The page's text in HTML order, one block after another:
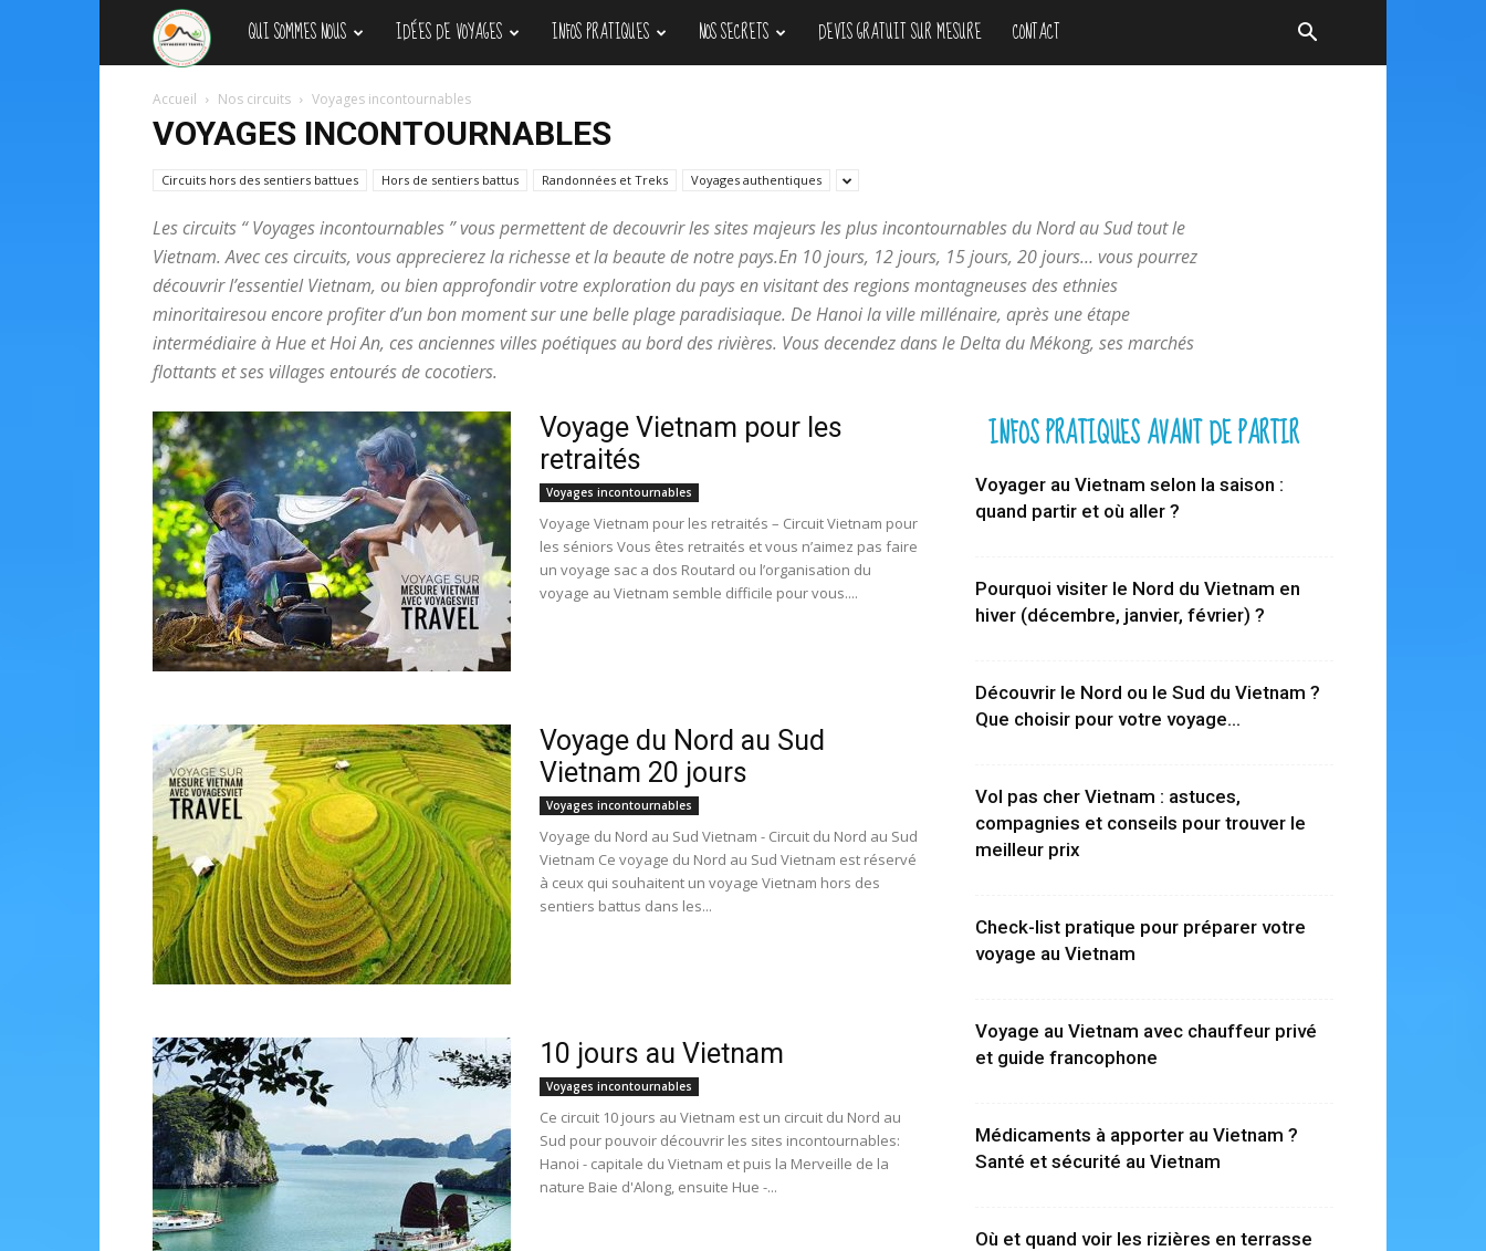
Agence
de
voyage
locale
au
QUI SOMMES NOUS IDÉES DE VOYAGES INFOS PRATIQUES NOS SECRETS DEVIS GRATUIT SUR MESURE CONTACT
Accueil Nos circuits Voyages incontournables
VOYAGES INCONTOURNABLES
Circuits hors des sentiers battues Hors de sentiers battus Randonnées et Treks Voyages authentiques
Les circuits “ Voyages incontournables ” vous permettent de decouvrir les sites majeurs les plus incontournables du Nord au Sud tout le
Vietnam. Avec ces circuits, vous apprecierez la richesse et la beaute de notre pays.En 10 jours, 12 jours, 15 jours, 20 jours… vous pourrez
découvrir l’essentiel Vietnam, ou bien approfondir votre exploration du pays en visitant des regions montagneuses des ethnies
minoritairesou encore profiter d’un bon moment sur une belle plage paradisiaque. De Hanoi la ville millénaire, après une étape
intermédiaire à Hue et Hoi An, ces anciennes villes poétiques au bord des rivières. Vous decendez dans le Delta du Mékong, ses marchés
flottants et ses villages entourés de cocotiers.
Voyage Vietnam pour les
retraités
Voyages incontournables
Voyage Vietnam pour les retraités – Circuit Vietnam pour
les séniors Vous êtes retraités et vous n’aimez pas faire
un voyage sac a dos Routard ou l’organisation du
voyage au Vietnam semble difficile pour vous....
Voyage du Nord au Sud
Vietnam 20 jours
Voyages incontournables
Voyage du Nord au Sud Vietnam - Circuit du Nord au Sud
Vietnam Ce voyage du Nord au Sud Vietnam est réservé
à ceux qui souhaitent un voyage Vietnam hors des
sentiers battus dans les...
10 jours au Vietnam
Voyages incontournables
Ce circuit 10 jours au Vietnam est un circuit du Nord au
Sud pour pouvoir découvrir les sites incontournables:
Hanoi - capitale du Vietnam et puis la Merveille de la
nature Baie d'Along, ensuite Hue -...
INFOS PRATIQUES AVANT DE PARTIR
Voyager au Vietnam selon la saison :
quand partir et où aller ?
Pourquoi visiter le Nord du Vietnam en
hiver (décembre, janvier, février) ?
Découvrir le Nord ou le Sud du Vietnam ?
Que choisir pour votre voyage...
Vol pas cher Vietnam : astuces,
compagnies et conseils pour trouver le
meilleur prix
Check-list pratique pour préparer votre
voyage au Vietnam
Voyage au Vietnam avec chauffeur privé
et guide francophone
Médicaments à apporter au Vietnam ?
Santé et sécurité au Vietnam
Où et quand voir les rizières en terrasse